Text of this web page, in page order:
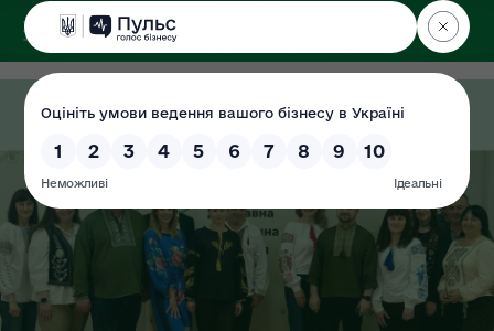
ДЕРЖЕКОІНСПЕКЦІЯ
у Хмельницькій області